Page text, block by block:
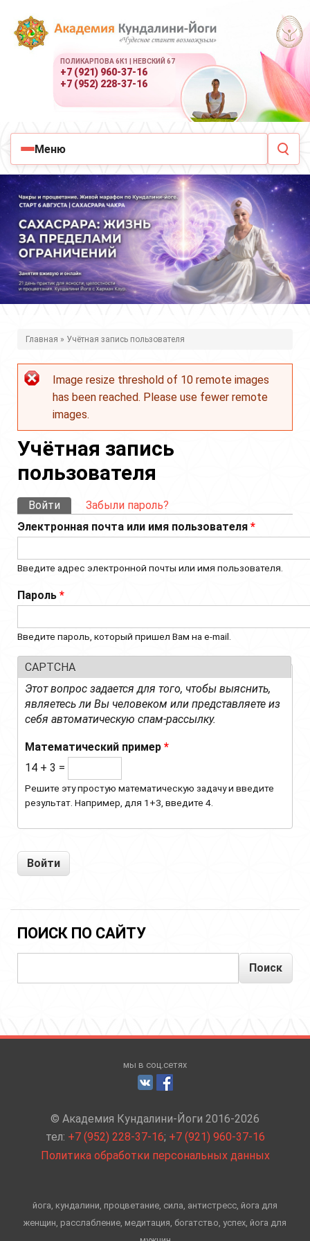
ПОЛИКАРПОВА 6К1 | НЕВСКИЙ 67
+7 (921) 960-37-16
+7 (952) 228-37-16
Меню
ы
е
с
ь
Главная » Учётная запись пользователя
Сообщение
ошибке
Image resize threshold of 10 remote images
has been reached. Please use fewer remote
images.
Учётная запись
пользователя
Главные
вкладки
Войти
(активная вкладка)Забыли пароль?
Электронная почта или имя пользователя *
Введите адрес электронной почты или имя пользователя.
Пароль *
Введите пароль, который пришел Вам на e-mail.
CAPTCHA
Этот вопрос задается для того, чтобы выяснить,
являетесь ли Вы человеком или представляете из
себя автоматическую спам-рассылку.
Математический пример *
14 + 3 =
Решите эту простую математическую задачу и введите
результат. Например, для 1+3, введите 4.
ПОИСК ПО САЙТУ
мы в соц.сетях
© Академия Кундалини-Йоги 2016-2026
тел: +7 (952) 228-37-16; +7 (921) 960-37-16
Политика обработки персональных данных
йога, кундалини, процветание, сила, антистресс, йога для
женщин, расслабление, медитация, богатство, успех, йога для